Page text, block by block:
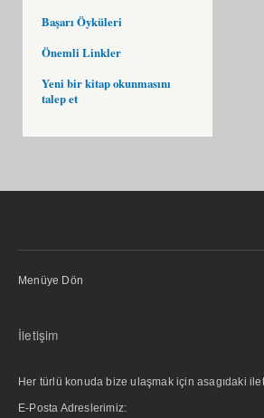
Başarı Öyküleri
Önemli Linkler
Yeni bir kitap okunmasını
talep et
Menüye Dön
İletişim
Her türlü konuda bize ulaşmak için asagıdaki
E-Posta Adreslerimiz: